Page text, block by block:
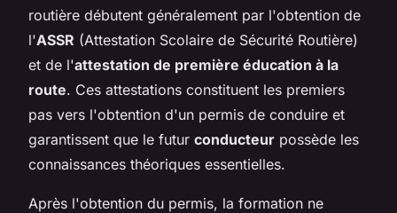
routière débutent généralement par l'obtention de
l'ASSR (Attestation Scolaire de Sécurité Routière)
et de l'attestation de première éducation à la
route. Ces attestations constituent les premiers
pas vers l'obtention d'un permis de conduire et
garantissent que le futur conducteur possède les
connaissances théoriques essentielles.
Après l'obtention du permis, la formation ne